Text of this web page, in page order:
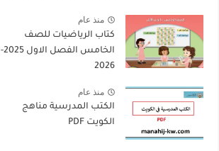
منذ عام
كتاب الرياضيات للصف
الخامس الفصل الاول 2025-
2026
منذ عام
الكتب المدرسية مناهج
الكويت PDF